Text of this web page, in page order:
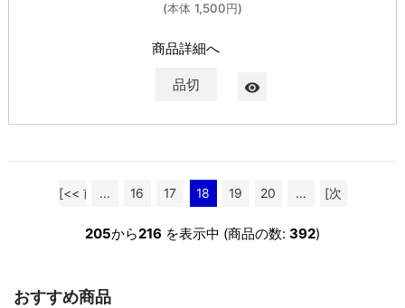
(本体 1,500円)
商品詳細へ
品切 visibility
[<< 前
... 16 17 18 19 20 ...
[次
205から216 を表示中 (商品の数: 392)
おすすめ商品